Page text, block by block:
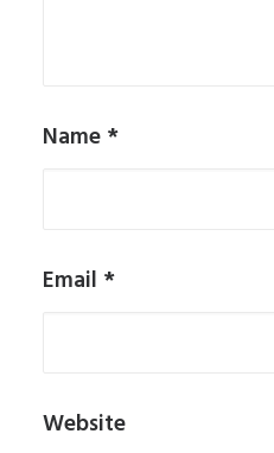
Name *
Email *
Website